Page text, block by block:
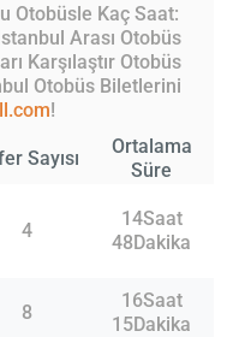
Otobüsle Kaç Saat:
Arası Otobüs
Karşılaştır Otobüs
Otobüs Biletlerini
!
Sayısı
Ortalama
Süre
4
14Saat
48Dakika
8
16Saat
15Dakika